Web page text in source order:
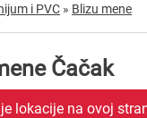
i PVC » Blizu mene
Čačak
lokacije na ovoj